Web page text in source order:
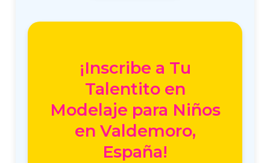
¡Inscribe a Tu
Talentito en
Modelaje para Niños
en Valdemoro,
España!